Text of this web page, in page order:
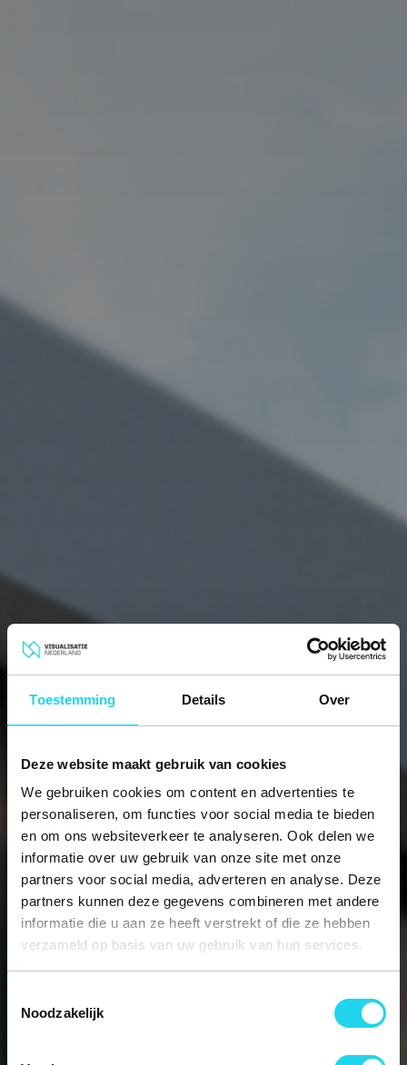
Toestemming Details Over
Deze website maakt gebruik van cookies
We gebruiken cookies om content en advertenties te
personaliseren, om functies voor social media te bieden
en om ons websiteverkeer te analyseren. Ook delen we
informatie over uw gebruik van onze site met onze
partners voor social media, adverteren en analyse. Deze
partners kunnen deze gegevens combineren met andere
informatie die u aan ze heeft verstrekt of die ze hebben
verzameld op basis van uw gebruik van hun services.
Noodzakelijk
Twins Investment -
Bedrijfsverzamelgebou
w Musica Eindhoven